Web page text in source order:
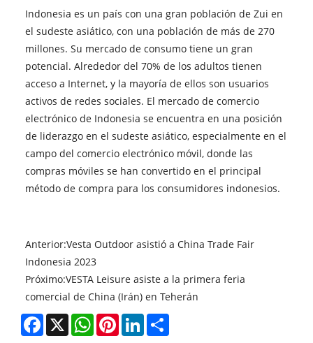
Indonesia es un país con una gran población de Zui en
el sudeste asiático, con una población de más de 270
millones. Su mercado de consumo tiene un gran
potencial. Alrededor del 70% de los adultos tienen
acceso a Internet, y la mayoría de ellos son usuarios
activos de redes sociales. El mercado de comercio
electrónico de Indonesia se encuentra en una posición
de liderazgo en el sudeste asiático, especialmente en el
campo del comercio electrónico móvil, donde las
compras móviles se han convertido en el principal
método de compra para los consumidores indonesios.
Anterior:Vesta Outdoor asistió a China Trade Fair
Indonesia 2023
Próximo:VESTA Leisure asiste a la primera feria
comercial de China (Irán) en Teherán
Facebook
X WhatsAppPinterestLinkedInShare